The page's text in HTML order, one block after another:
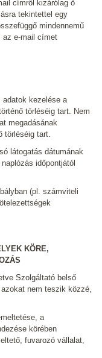
címről kizárólag ő
tekintettel egy
mindennemű
az e-mail címet
adatok kezelése a
törléséig tart. Nem
megadásának
törléséig tart.
látogatás dátumának
időpontjától
(pl. számviteli
KÖRE,
Szolgáltató belső
nem teszik közzé,
a
körében
fuvarozó vállalat,